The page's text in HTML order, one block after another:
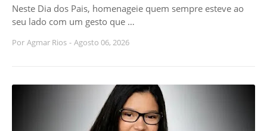
Neste Dia dos Pais, homenageie quem sempre esteve ao
seu lado com um gesto que …
Por Agmar Rios - Agosto 06, 2026